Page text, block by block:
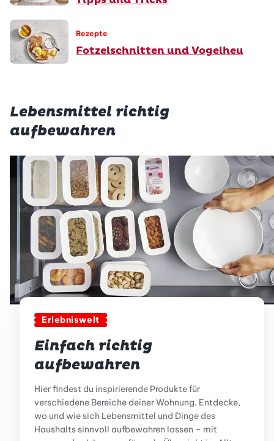
Rezepte
Fotzelschnitten und Vogelheu
Lebensmittel richtig
aufbewahren
Erlebniswelt
Einfach richtig
aufbewahren
Hier findest du inspirierende Produkte für
verschiedene Bereiche deiner Wohnung. Entdecke,
wo und wie sich Lebensmittel und Dinge des
Haushalts sinnvoll aufbewahren lassen – mit